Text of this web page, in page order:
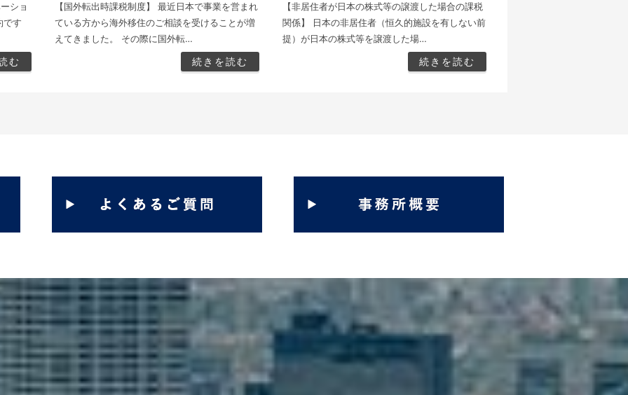
ショ
です
む
【国外転出時課税制度】 最近日本で事業を営まれ
ている方から海外移住のご相談を受けることが増
えてきました。 その際に国外転…
続きを読む
【非居住者が日本の株式等の譲渡した場合の課税
関係】 日本の非居住者（恒久的施設を有しない前
提）が日本の株式等を譲渡した場…
続きを読む